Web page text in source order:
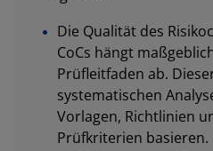
Die Qualität des
CoCs hängt
Prüfleitfaden ab.
systematischen
Vorlagen, Richtlinien
Prüfkriterien basieren.